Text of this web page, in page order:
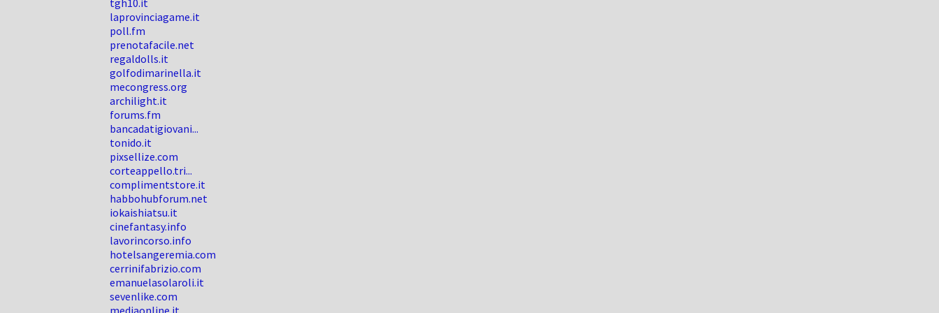
tgh10.it
laprovinciagame.it
poll.fm
prenotafacile.net
regaldolls.it
golfodimarinella.it
mecongress.org
archilight.it
forums.fm
bancadatigiovani...
tonido.it
pixsellize.com
corteappello.tri...
complimentstore.it
habbohubforum.net
iokaishiatsu.it
cinefantasy.info
lavorincorso.info
hotelsangeremia.com
cerrinifabrizio.com
emanuelasolaroli.it
sevenlike.com
mediaonline.it